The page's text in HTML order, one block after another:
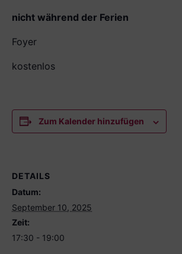
nicht während der Ferien
Foyer
kostenlos
Zum Kalender hinzufügen
DETAILS
Datum:
September 10, 2025
Zeit:
17:30 - 19:00